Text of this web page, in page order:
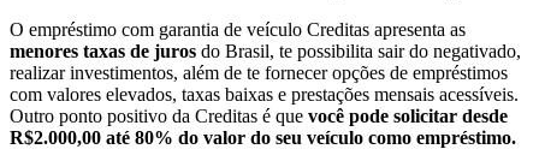
O empréstimo com garantia de veículo Creditas apresenta as
menores taxas de juros do Brasil, te possibilita sair do negativado,
realizar investimentos, além de te fornecer opções de empréstimos
com valores elevados, taxas baixas e prestações mensais acessíveis.
Outro ponto positivo da Creditas é que você pode solicitar desde
R$2.000,00 até 80% do valor do seu veículo como empréstimo.